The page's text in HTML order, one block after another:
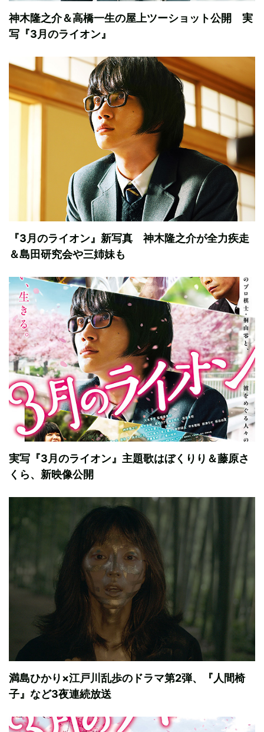
神木隆之介＆高橋一生の屋上ツーショット公開 実
写『3月のライオン』
『3月のライオン』新写真 神木隆之介が全力疾走
＆島田研究会や三姉妹も
実写『3月のライオン』主題歌はぼくりり＆藤原さ
くら、新映像公開
満島ひかり×江戸川乱歩のドラマ第2弾、『人間椅
子』など3夜連続放送